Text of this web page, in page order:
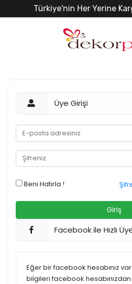
Türkiye'nin Her Yerine
Üye Girişi
Beni Hatırla !
Facebook ile Hızlı
Eğer bir facebook hesabınız
bilgileri facebook hesabınızdan